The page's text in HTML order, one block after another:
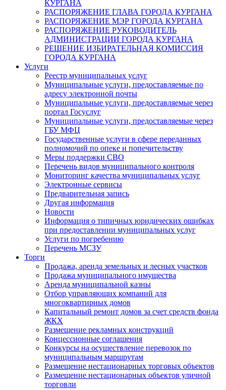
КУРГАНА
РАСПОРЯЖЕНИЕ ГЛАВА ГОРОДА КУРГАНА
РАСПОРЯЖЕНИЕ МЭР ГОРОДА КУРГАНА
РАСПОРЯЖЕНИЕ РУКОВОДИТЕЛЬ
АДМИНИСТРАЦИИ ГОРОДА КУРГАНА
РЕШЕНИЕ ИЗБИРАТЕЛЬНАЯ КОМИССИЯ
ГОРОДА КУРГАНА
Услуги
Реестр муниципальных услуг
Муниципальные услуги, предоставляемые по
адресу электронной почты
Муниципальные услуги, предоставляемые через
портал Госуслуг
Муниципальные услуги, предоставляемые через
ГБУ МФЦ
Государственные услуги в сфере переданных
полномочий по опеке и попечительству
Меры поддержки СВО
Перечень видов муниципального контроля
Мониторинг качества муниципальных услуг
Электронные сервисы
Предварительная запись
Другая информация
Новости
Информация о типичных юридических ошибках
при предоставлении муниципальных услуг
Услуги по погребению
Перечень МСЗУ
Торги
Продажа, аренда земельных и лесных участков
Продажа муниципального имущества
Аренда муниципальной казны
Отбор управляющих компаний для
многоквартирных домов
Капитальный ремонт домов за счет средств фонда
ЖКХ
Размещение рекламных конструкций
Концессионные соглашения
Конкурсы на осуществление перевозок по
муниципальным маршрутам
Размещение нестационарных торговых объектов
Размещение нестационарных объектов уличной
торговли